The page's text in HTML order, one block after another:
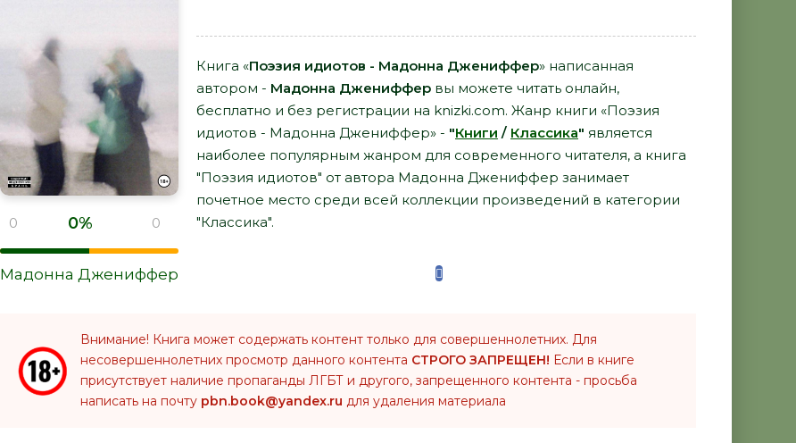
0 0% 0
Мадонна Джениффер
Книга «Поэзия идиотов - Мадонна Джениффер» написанная
автором - Мадонна Джениффер вы можете читать онлайн,
бесплатно и без регистрации на knizki.com. Жанр книги «Поэзия
идиотов - Мадонна Джениффер» - "Книги / Классика" является
наиболее популярным жанром для современного читателя, а книга
"Поэзия идиотов" от автора Мадонна Джениффер занимает
почетное место среди всей коллекции произведений в категории
"Классика".
Внимание! Книга может содержать контент только для совершеннолетних. Для
несовершеннолетних просмотр данного контента СТРОГО ЗАПРЕЩЕН! Если в книге
присутствует наличие пропаганды ЛГБТ и другого, запрещенного контента - просьба
написать на почту pbn.book@yandex.ru для удаления материала